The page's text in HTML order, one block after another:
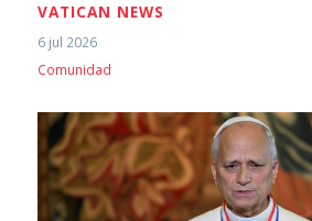
VATICAN NEWS
6 jul 2026
Comunidad